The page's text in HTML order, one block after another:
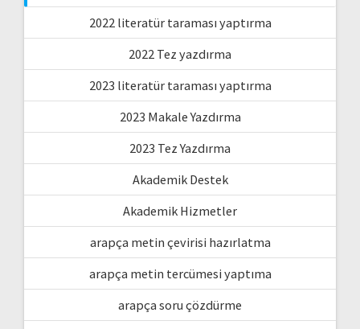
2022 literatür taraması yaptırma
2022 Tez yazdırma
2023 literatür taraması yaptırma
2023 Makale Yazdırma
2023 Tez Yazdırma
Akademik Destek
Akademik Hizmetler
arapça metin çevirisi hazırlatma
arapça metin tercümesi yaptıma
arapça soru çözdürme